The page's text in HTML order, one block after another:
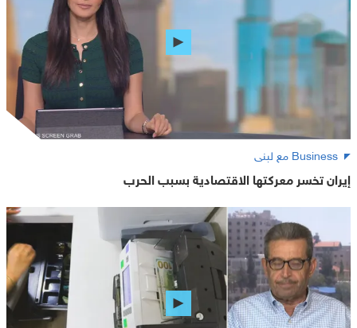
Business مع لبنى
إيران تخسر معركتها الاقتصادية بسبب الحرب